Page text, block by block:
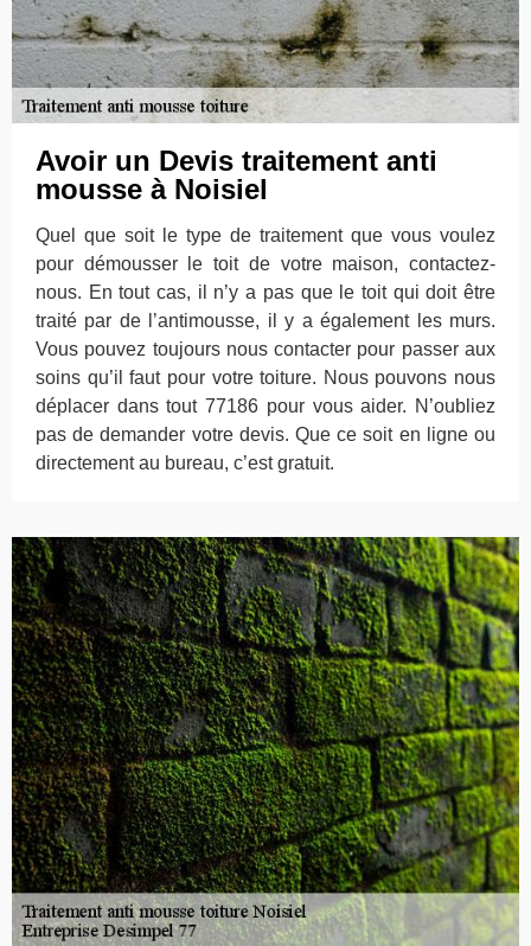
Avoir un Devis traitement anti
mousse à Noisiel
Quel que soit le type de traitement que vous voulez
pour démousser le toit de votre maison, contactez-
nous. En tout cas, il n’y a pas que le toit qui doit être
traité par de l’antimousse, il y a également les murs.
Vous pouvez toujours nous contacter pour passer aux
soins qu’il faut pour votre toiture. Nous pouvons nous
déplacer dans tout 77186 pour vous aider. N’oubliez
pas de demander votre devis. Que ce soit en ligne ou
directement au bureau, c’est gratuit.